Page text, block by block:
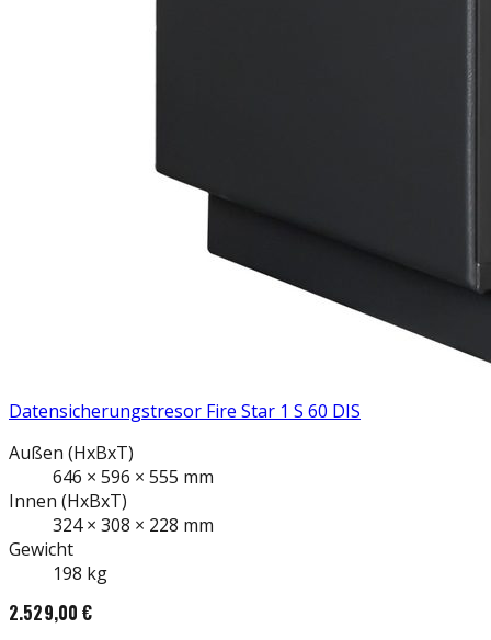
Datensicherungstresor Fire Star 1 S 60 DIS
Außen (HxBxT)
646 × 596 × 555 mm
Innen (HxBxT)
324× 308 × 228 mm
Gewicht
198 kg
2.529,00 €